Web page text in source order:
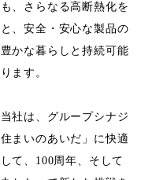
、さらなる高断熱化を
、安全・安心な製品の
かな暮らしと持続可能
ます。
社は、グループシナジ
まいのあいだ」に快適
て、100周年、そして